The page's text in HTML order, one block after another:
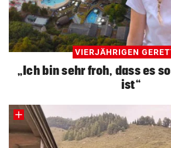
VIERJÄHRIGEN
„Ich bin sehr froh, dass es
ist“